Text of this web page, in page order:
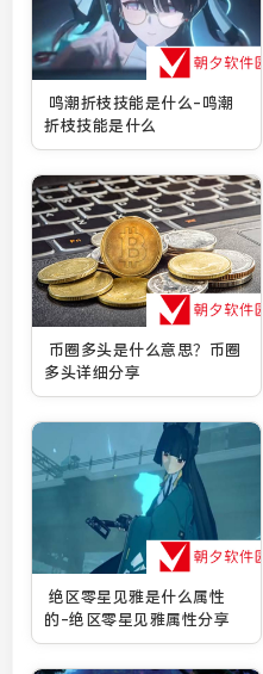
鸣潮折枝技能是什么-鸣潮
折枝技能是什么
币圈多头是什么意思？币圈
多头详细分享
绝区零星见雅是什么属性
的-绝区零星见雅属性分享